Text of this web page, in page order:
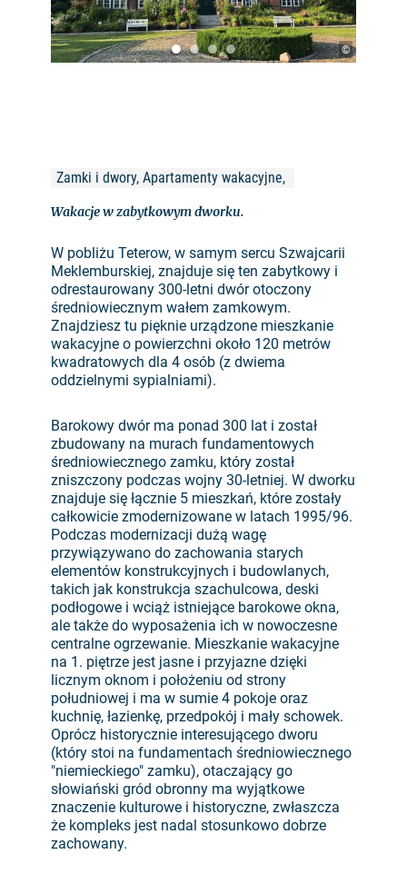
©
Zamki i dwory, Apartamenty wakacyjne,
Wakacje w zabytkowym dworku.
W pobliżu Teterow, w samym sercu Szwajcarii
Meklemburskiej, znajduje się ten zabytkowy i
odrestaurowany 300-letni dwór otoczony
średniowiecznym wałem zamkowym.
Znajdziesz tu pięknie urządzone mieszkanie
wakacyjne o powierzchni około 120 metrów
kwadratowych dla 4 osób (z dwiema
oddzielnymi sypialniami).
Barokowy dwór ma ponad 300 lat i został
zbudowany na murach fundamentowych
średniowiecznego zamku, który został
zniszczony podczas wojny 30-letniej. W dworku
znajduje się łącznie 5 mieszkań, które zostały
całkowicie zmodernizowane w latach 1995/96.
Podczas modernizacji dużą wagę
przywiązywano do zachowania starych
elementów konstrukcyjnych i budowlanych,
takich jak konstrukcja szachulcowa, deski
podłogowe i wciąż istniejące barokowe okna,
ale także do wyposażenia ich w nowoczesne
centralne ogrzewanie. Mieszkanie wakacyjne
na 1. piętrze jest jasne i przyjazne dzięki
licznym oknom i położeniu od strony
południowej i ma w sumie 4 pokoje oraz
kuchnię, łazienkę, przedpokój i mały schowek.
Oprócz historycznie interesującego dworu
(który stoi na fundamentach średniowiecznego
"niemieckiego" zamku), otaczający go
słowiański gród obronny ma wyjątkowe
znaczenie kulturowe i historyczne, zwłaszcza
że kompleks jest nadal stosunkowo dobrze
zachowany.